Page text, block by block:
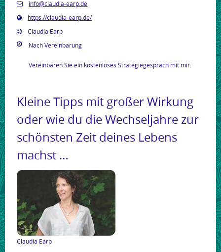
info@claudia-earp.de
https://claudia-earp.de/
Claudia Earp
Nach Vereinbarung
Vereinbaren Sie ein kostenloses Strategiegespräch mit mir.
Kleine Tipps mit großer Wirkung
oder wie du die Wechseljahre zur
schönsten Zeit deines Lebens
machst …
Claudia Earp